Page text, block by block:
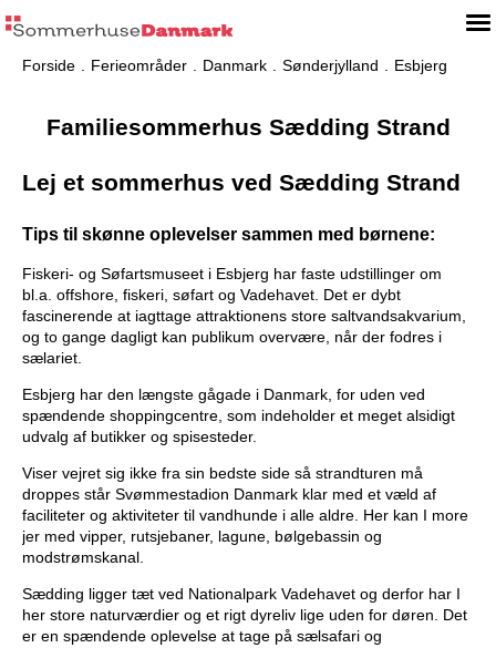
Forside Ferieområder Danmark Sønderjylland Esbjerg
Familiesommerhus Sædding Strand
Lej et sommerhus ved Sædding Strand
Tips til skønne oplevelser sammen med børnene:
Fiskeri- og Søfartsmuseet i Esbjerg har faste udstillinger om
bl.a. offshore, fiskeri, søfart og Vadehavet. Det er dybt
fascinerende at iagttage attraktionens store saltvandsakvarium,
og to gange dagligt kan publikum overvære, når der fodres i
sælariet.
Esbjerg har den længste gågade i Danmark, for uden ved
spændende shoppingcentre, som indeholder et meget alsidigt
udvalg af butikker og spisesteder.
Viser vejret sig ikke fra sin bedste side så strandturen må
droppes står Svømmestadion Danmark klar med et væld af
faciliteter og aktiviteter til vandhunde i alle aldre. Her kan I more
jer med vipper, rutsjebaner, lagune, bølgebassin og
modstrømskanal.
Sædding ligger tæt ved Nationalpark Vadehavet og derfor har I
her store naturværdier og et rigt dyreliv lige uden for døren. Det
er en spændende oplevelse at tage på sælsafari og